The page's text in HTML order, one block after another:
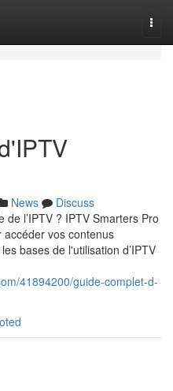
News
Discuss
l’IPTV ? IPTV Smarters Pro
vos contenus
bases de l'utilisation d’IPTV
41894200/guide-complet-d-